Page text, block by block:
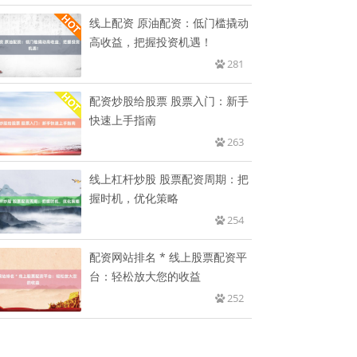
线上配资 原油配资：低门槛撬动
高收益，把握投资机遇！
281
配资炒股给股票 股票入门：新手
快速上手指南
263
线上杠杆炒股 股票配资周期：把
握时机，优化策略
254
配资网站排名 * 线上股票配资平
台：轻松放大您的收益
252